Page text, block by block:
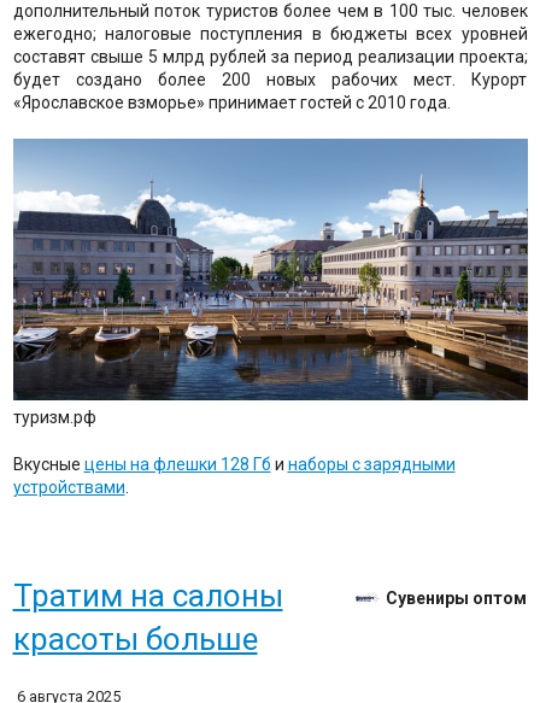
дополнительный поток туристов более чем в 100 тыс. человек
ежегодно; налоговые поступления в бюджеты всех уровней
составят свыше 5 млрд рублей за период реализации проекта;
будет создано более 200 новых рабочих мест. Курорт
«Ярославское взморье» принимает гостей с 2010 года.
туризм.рф
Вкусные цены на флешки 128 Гб и наборы с зарядными
устройствами
Тратим на салоны
красоты больше
Сувениры оптом
6 августа 2025